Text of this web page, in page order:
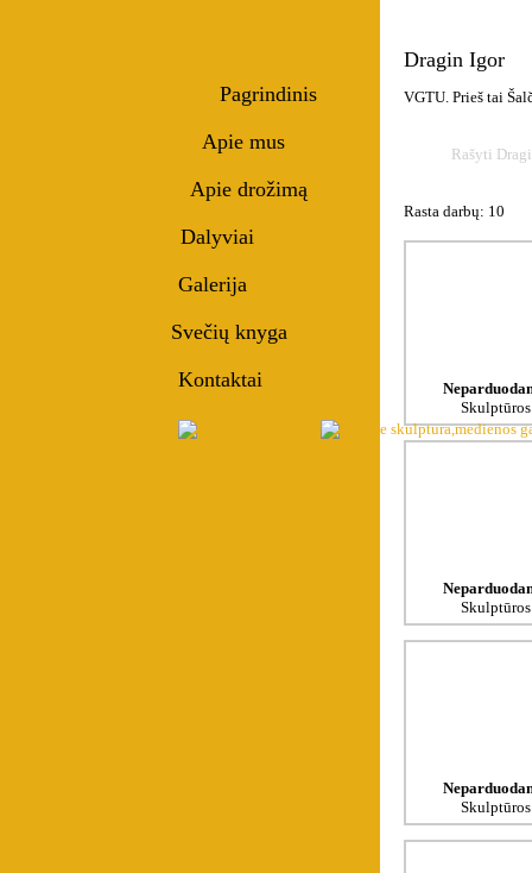
Pagrindinis
Apie mus
Apie drožimą
Dalyviai
Galerija
Svečių knyga
Kontaktai
Dragin Igor
VGTU. Prieš tai
Rašyti
Rasta darbų: 10
Skulptūros
Skulptūros
Skulptūros